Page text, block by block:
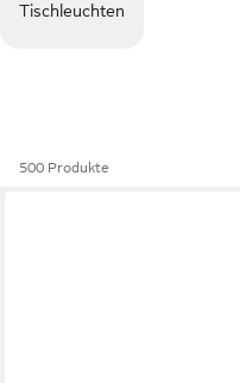
Tischleuchten
500 Produkte